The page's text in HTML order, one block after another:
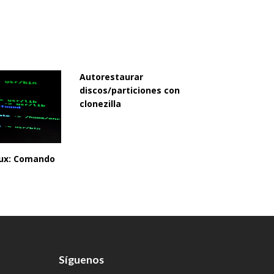
Comando
Autorestaurar
discos/particiones con
clonezilla
Síguenos